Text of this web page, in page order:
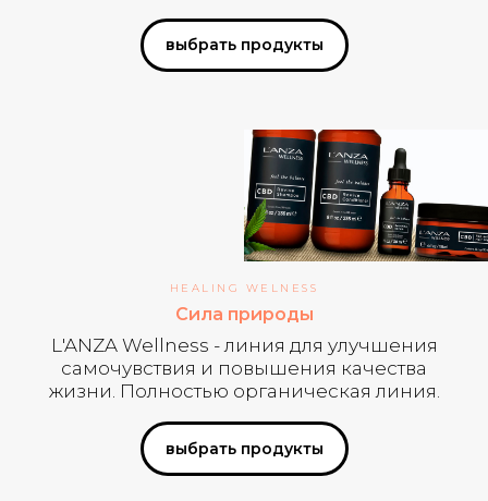
выбрать продукты
HEALING WELNESS
Сила природы
L'ANZA Wellness - линия для улучшения
самочувствия и повышения качества
жизни. Полностью органическая линия.
выбрать продукты